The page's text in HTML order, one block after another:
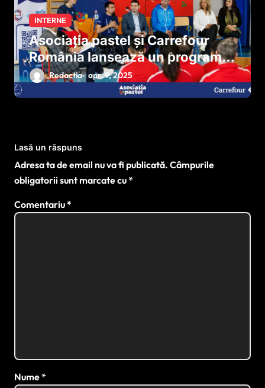
INTERNE
Asociația pastel și Carrefour
România lansează un program
național pentru dezvoltarea
sportului paralimpic
Redactia apr. 9, 2025
Lasă un răspuns
Adresa ta de email nu va fi publicată. Câmpurile
obligatorii sunt marcate cu*
Comentariu*
Nume*